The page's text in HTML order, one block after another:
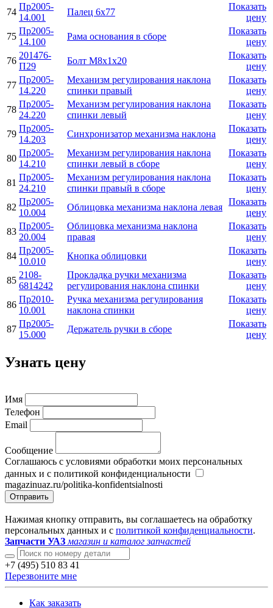
74
Пр2005-
14.001
Палец 6x77
Показать
цену
75
Пр2005-
14.100
Рама основания в сборе
Показать
цену
76
201476-
П29
Болт M8x1x20
Показать
цену
77
Пр2005-
14.220
Механизм регулирования наклона
спинки правый
Показать
цену
78
Пр2005-
24.220
Механизм регулирования наклона
спинки левый
Показать
цену
79
Пр2005-
14.203
Синхронизатор механизма наклона
Показать
цену
80
Пр2005-
14.210
Механизм регулирования наклона
спинки левый в сборе
Показать
цену
81
Пр2005-
24.210
Механизм регулирования наклона
спинки правый в сборе
Показать
цену
82
Пр2005-
10.004
Облицовка механизма наклона левая
Показать
цену
83
Пр2005-
20.004
Облицовка механизма наклона
правая
Показать
цену
84
Пр2005-
10.010
Кнопка облицовки
Показать
цену
85
2108-
6814242
Прокладка ручки механизма
регулирования наклона спинки
Показать
цену
86
Пр2010-
10.001
Ручка механизма регулирования
наклона спинки
Показать
цену
87
Пр2005-
15.000
Держатель ручки в сборе
Показать
цену
Узнать цену
Имя
Телефон
Email
Сообщение
Соглашаюсь с условиями обработки моих персональных
данных и с политикой конфиденциальности
magazinuaz.ru/politika-konfidentsialnosti
Отправить
Нажимая кнопку отправить, вы соглашаетесь на обработку
персональных данных и с политикой конфиденциальности.
Запчасти УАЗ магазин и каталог запчастей
+7 (495) 510 83 41
Перезвоните мне
Как заказать